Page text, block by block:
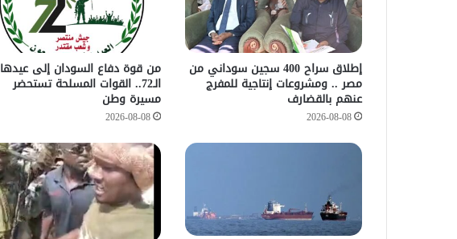
إطلاق سراح 400 سجين سوداني من
مصر .. ومشروعات إنتاجية للمفرج
عنهم بالقضارف
2026-08-08
من قوة دفاع السودان إلى عيدها
الـ72.. القوات المسلحة تستحضر
مسيرة وطن
2026-08-08